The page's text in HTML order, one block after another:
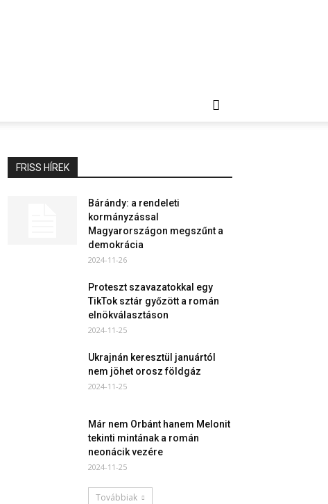
FRISS HÍREK
Bárándy: a rendeleti
kormányzással
Magyarországon megszűnt a
demokrácia
2024-11-26
Proteszt szavazatokkal egy
TikTok sztár győzött a román
elnökválasztáson
2024-11-25
Ukrajnán keresztül januártól
nem jöhet orosz földgáz
2024-11-25
Már nem Orbánt hanem Melonit
tekinti mintának a román
neonácik vezére
2024-11-25
Továbbiak